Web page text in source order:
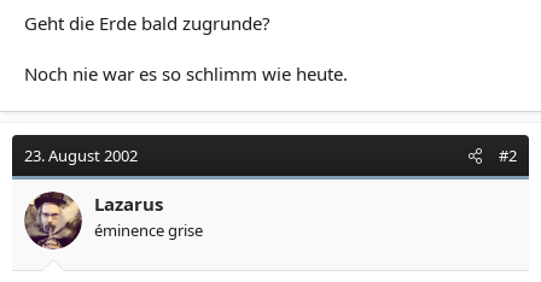
Geht die Erde bald zugrunde?
Noch nie war es so schlimm wie heute.
23. August 2002 #2
Lazarus
éminence grise